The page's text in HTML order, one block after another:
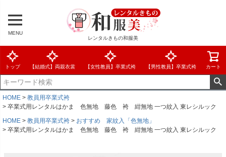
MENU
レンタルきもの和服美
トップ 【結婚式】両親衣裳 【女性教員】卒業式袴 【男性教員】卒業式袴 カート
HOME
教員用卒業式袴
卒業式用レンタルはかま 色無地 藤色 袴 紺無地 一つ紋入 東レシルック
HOME
教員用卒業式袴
おすすめ 家紋入「色無地」
卒業式用レンタルはかま 色無地 藤色 袴 紺無地 一つ紋入 東レシルック